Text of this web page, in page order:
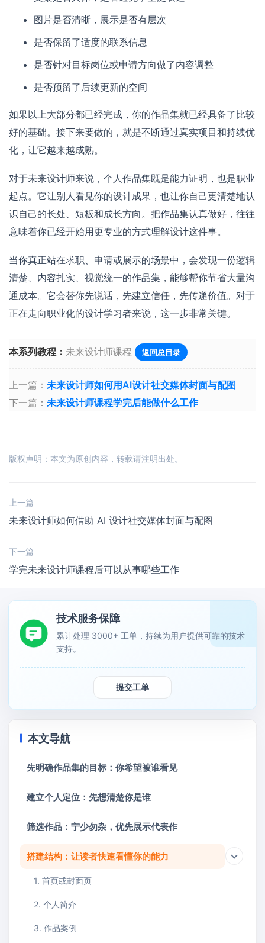
图片是否清晰，展示是否有层次
是否保留了适度的联系信息
是否针对目标岗位或申请方向做了内容调整
是否预留了后续更新的空间
如果以上大部分都已经完成，你的作品集就已经具备了比较
好的基础。接下来要做的，就是不断通过真实项目和持续优
化，让它越来越成熟。
对于未来设计师来说，个人作品集既是能力证明，也是职业
起点。它让别人看见你的设计成果，也让你自己更清楚地认
识自己的长处、短板和成长方向。把作品集认真做好，往往
意味着你已经开始用更专业的方式理解设计这件事。
当你真正站在求职、申请或展示的场景中，会发现一份逻辑
清楚、内容扎实、视觉统一的作品集，能够帮你节省大量沟
通成本。它会替你先说话，先建立信任，先传递价值。对于
正在走向职业化的设计学习者来说，这一步非常关键。
本系列教程： 未来设计师课程 返回总目录
上一篇： 未来设计师如何用AI设计社交媒体封面与配图
下一篇： 未来设计师课程学完后能做什么工作
版权声明：本文为原创内容，转载请注明出处。
上一篇
未来设计师如何借助 AI 设计社交媒体封面与配图
下一篇
学完未来设计师课程后可以从事哪些工作
技术服务保障
累计处理 3000+ 工单，持续为用户提供可靠的技术
支持。
提交工单
本文导航
先明确作品集的目标：你希望被谁看见
建立个人定位：先想清楚你是谁
筛选作品：宁少勿杂，优先展示代表作
搭建结构：让读者快速看懂你的能力
1. 首页或封面页
2. 个人简介
3. 作品案例